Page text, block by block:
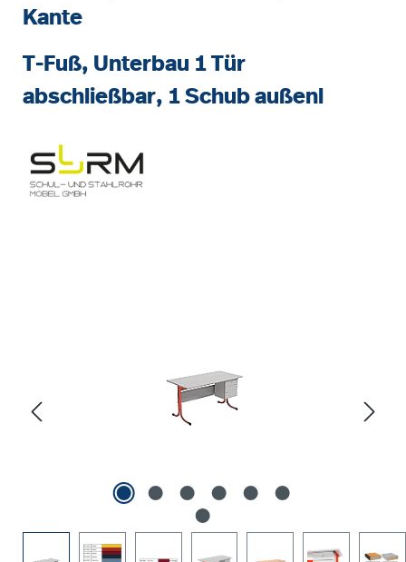
Kante
T-Fuß, Unterbau 1 Tür
abschließbar, 1 Schub außenl